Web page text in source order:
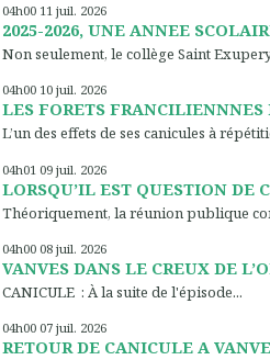
04h00 11 juil. 2026
2025-2026, UNE ANNEE
Non seulement, le collège Saint
04h00 10 juil. 2026
LES FORETS FRANCILIENNNES
L’un des effets de ses canicules à
04h01 09 juil. 2026
LORSQU’IL EST QUESTION DE
Théoriquement, la réunion publique
04h00 08 juil. 2026
VANVES DANS LE CREUX DE
CANICULE : À la suite de l'épisode...
04h00 07 juil. 2026
RETOUR DE CANICULE A